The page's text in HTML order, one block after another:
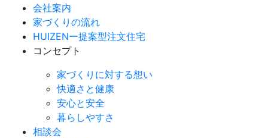
会社案内
家づくりの流れ
HUIZENー提案型注文住宅
コンセプト
家づくりに対する想い
快適さと健康
安心と安全
暮らしやすさ
相談会